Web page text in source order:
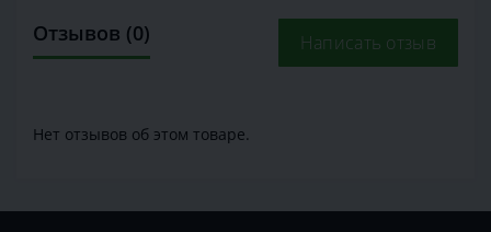
Отзывов (0) Написать отзыв
Нет отзывов об этом товаре.